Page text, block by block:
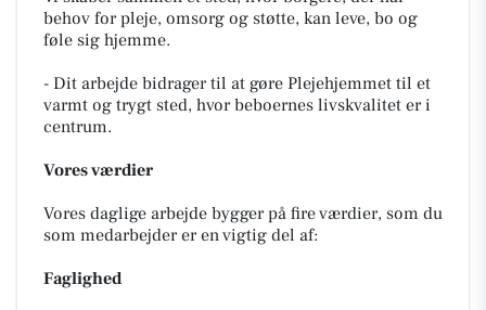
behov for pleje, omsorg og støtte, kan leve, bo og
føle sig hjemme.
- Dit arbejde bidrager til at gøre Plejehjemmet til et
varmt og trygt sted, hvor beboernes livskvalitet er i
centrum.
Vores værdier
Vores daglige arbejde bygger på fire værdier, som du
som medarbejder er en vigtig del af:
Faglighed